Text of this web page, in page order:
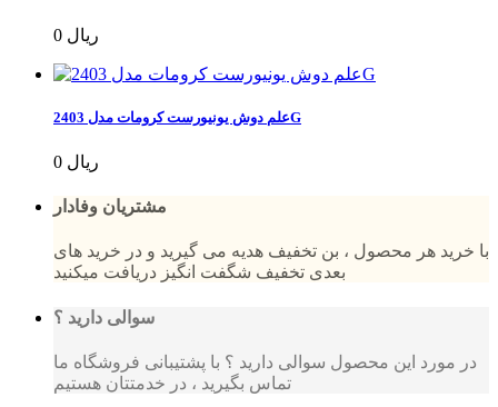
0 ریال
علم دوش یونیورست کرومات مدل 2403G
0 ریال
مشتریان وفادار
با خرید هر محصول ، بن تخفیف هدیه می گیرید و در خرید های
بعدی تخفیف شگفت انگیز دریافت میکنید
سوالی دارید ؟
در مورد این محصول سوالی دارید ؟ با پشتیبانی فروشگاه ما
تماس بگیرید ، در خدمتتان هستیم